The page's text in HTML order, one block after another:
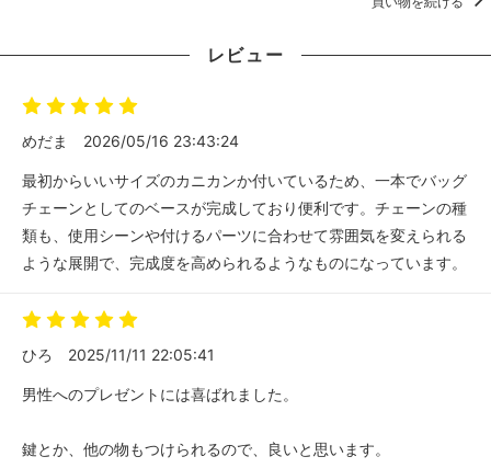
レビュー
めだま 2026/05/16 23:43:24
最初からいいサイズのカニカンか付いているため、一本でバッグ
チェーンとしてのベースが完成しており便利です。チェーンの種
類も、使用シーンや付けるパーツに合わせて雰囲気を変えられる
ような展開で、完成度を高められるようなものになっています。
ひろ 2025/11/11 22:05:41
男性へのプレゼントには喜ばれました。
鍵とか、他の物もつけられるので、良いと思います。